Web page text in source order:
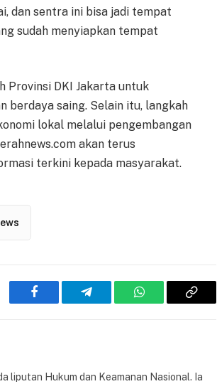
dan sentra ini bisa jadi tempat
sudah menyiapkan tempat
Provinsi DKI Jakarta untuk
berdaya saing. Selain itu, langkah
lokal melalui pengembangan
akan terus
terkini kepada masyarakat.
Facebook Telegram WhatsAppCopy
liputan Hukum dan Keamanan Nasional. Ia